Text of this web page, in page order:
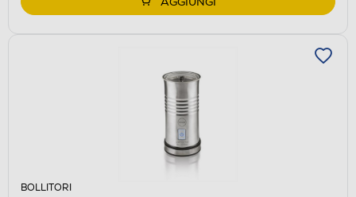
BOLLITORI